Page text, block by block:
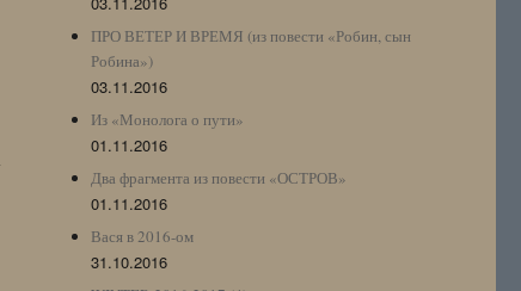
ПРО ВЕТЕР И ВРЕМЯ (из повести «Робин, сын
Робина»)
03.11.2016
Из «Монолога о пути»
01.11.2016
Два фрагмента из повести «ОСТРОВ»
01.11.2016
Вася в 2016-ом
31.10.2016